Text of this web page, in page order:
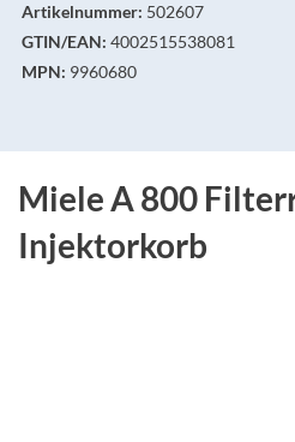
Artikelnummer: 502607
GTIN/EAN: 4002515538081
MPN: 9960680
Miele A 800
Injektorkorb